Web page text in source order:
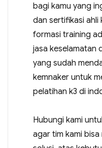
bagi kamu yang
dan sertifikasi ahli
formasi training
jasa keselamatan
yang sudah
kemnaker untuk
pelatihan k3 di
Hubungi kami
agar tim kami